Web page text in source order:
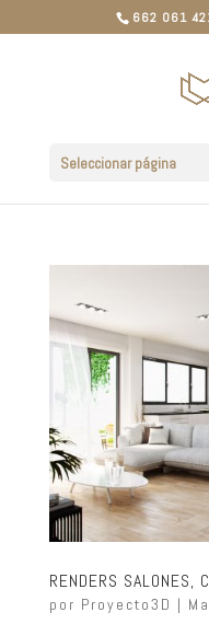
662 061
Seleccionar página
RENDERS SALONES,
por Proyecto3D |